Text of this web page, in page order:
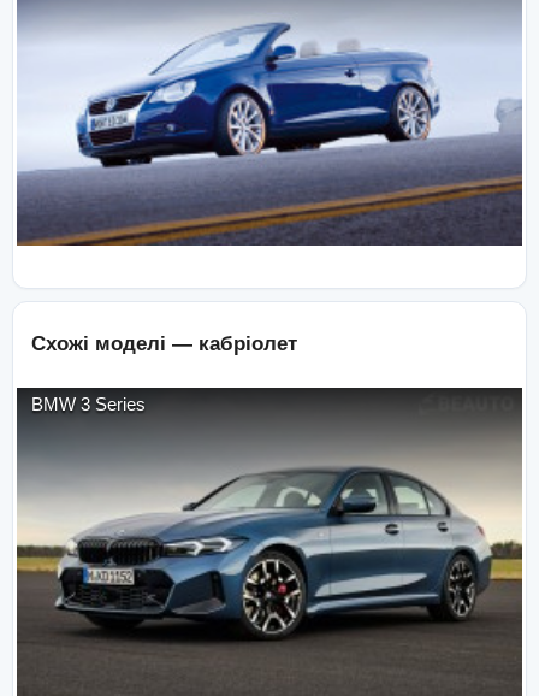
Схожі моделі — кабріолет
BMW 3 Series